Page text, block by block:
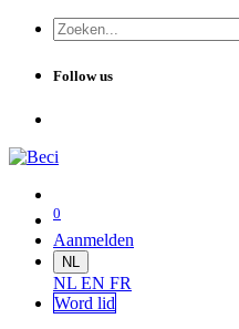
Follow us
0
Aanmelden
NL
NL EN FR
Word lid